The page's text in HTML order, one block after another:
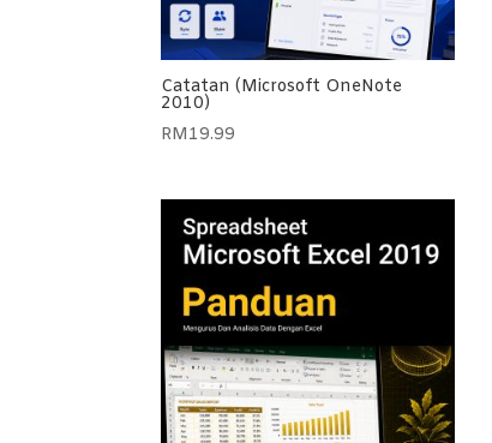
Catatan (Microsoft OneNote
2010)
RM19.99